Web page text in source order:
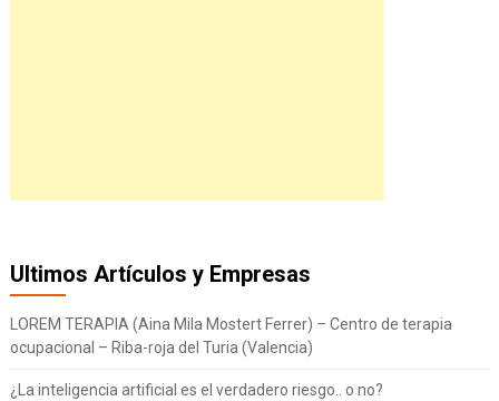
Ultimos Artículos y Empresas
LOREM TERAPIA (Aina Mila Mostert Ferrer) – Centro de terapia
ocupacional – Riba-roja del Turia (Valencia)
¿La inteligencia artificial es el verdadero riesgo.. o no?